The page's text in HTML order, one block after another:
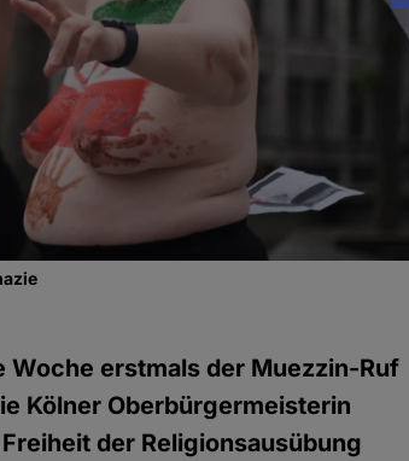
erstmals der Muezzin-Ruf
Kölner Oberbürgermeisterin
der Religionsausübung